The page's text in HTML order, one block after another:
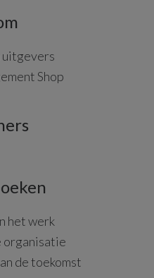
uitgevers
Shop
het werk
organisatie
de toekomst